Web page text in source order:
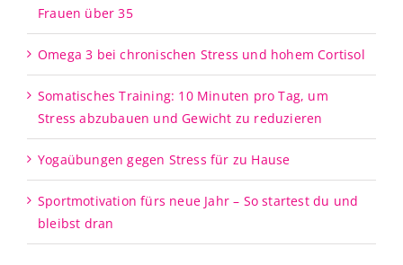
Frauen über 35
Omega 3 bei chronischen Stress und hohem Cortisol
Somatisches Training: 10 Minuten pro Tag, um
Stress abzubauen und Gewicht zu reduzieren
Yogaübungen gegen Stress für zu Hause
Sportmotivation fürs neue Jahr – So startest du und
bleibst dran